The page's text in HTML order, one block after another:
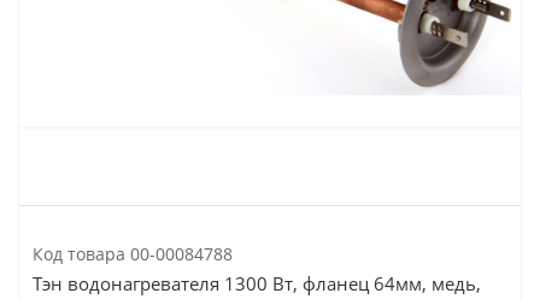
Код товара 00-00084788
Тэн водонагревателя 1300 Вт, фланец 64мм, медь,